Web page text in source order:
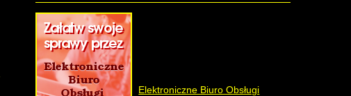
Elektroniczne Biuro Obsługi